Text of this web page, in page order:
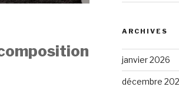
ARCHIVES
janvier 2026
décembre